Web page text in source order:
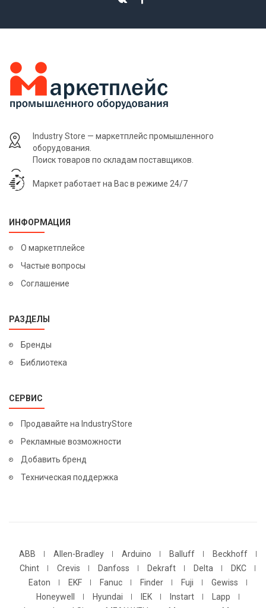
Industry Store — маркетплейс промышленного
оборудования.
Поиск товаров по складам поставщиков.
Маркет работает на Вас в режиме 24/7
ИНФОРМАЦИЯ
О маркетплейсе
Частые вопросы
Соглашение
РАЗДЕЛЫ
Бренды
Библиотека
СЕРВИС
Продавайте на IndustryStore
Рекламные возможности
Добавить бренд
Техническая поддержка
ABB Allen-Bradley Arduino Balluff
Beckhoff
Chint
Crevis Danfoss Dekraft Delta
DKC
Eaton
EKF Fanuc Finder Fuji
Gewiss
Honeywell
Hyundai IEK Instart
Lapp